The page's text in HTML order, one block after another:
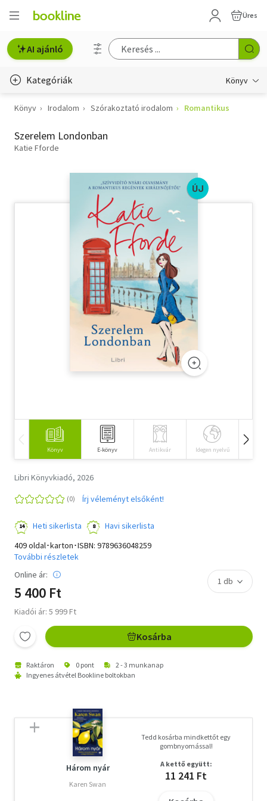
Üres
AI ajánló
Kategóriák Könyv
Életmód, egészség
Erotika
Szótár, nyelvkönyv
Tankönyv, segédkönyv
Társadalomtudomány
Könyv Irodalom Szórakoztató irodalom Romantikus
Szerelem Londonban
Katie Fforde
ÚJ
Könyv E-könyv Antikvár Idegen nyelvű
Libri Könyvkiadó, 2026
Írj véleményt elsőként!
Heti sikerlista
Havi sikerlista
409 oldal･karton･ISBN: 9789636048259
További részletek
Online ár:
5 400 Ft
Kiadói ár: 5 999 Ft
Kosárba
Raktáron 0 pont
2 - 3 munkanap
Ingyenes átvétel Bookline boltokban
Három nyár
Karen Swan
Tedd kosárba mindkettőt egy
gombnyomással!
A kettő együtt:
11 241 Ft